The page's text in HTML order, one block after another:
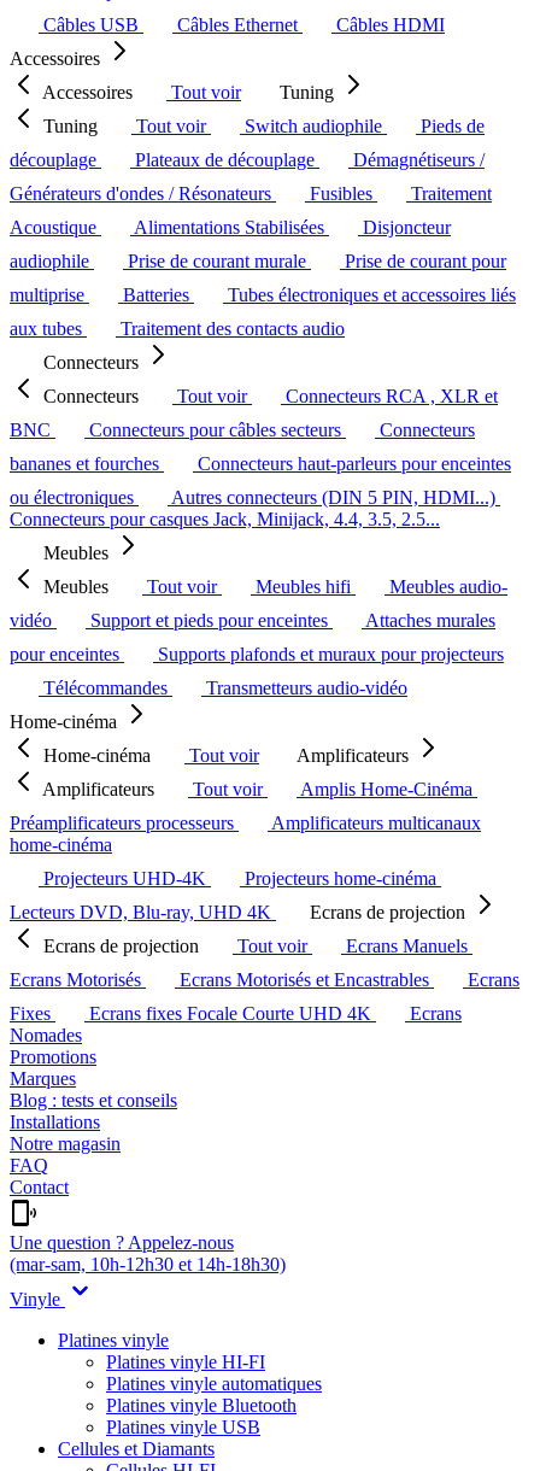
Câbles USB
Câbles Ethernet
Câbles HDMI
Accessoires
Accessoires
Tout voir
Tuning
Tuning
Tout voir Switch audiophile
Pieds de
découplage
Plateaux de découplage
Démagnétiseurs /
Générateurs d'ondes / Résonateurs
Fusibles
Traitement
Acoustique
Alimentations Stabilisées
Disjoncteur
audiophile
Prise de courant murale
Prise de courant pour
multiprise
Batteries
Tubes électroniques et accessoires liés
aux tubes
Traitement des contacts audio
Connecteurs
Connecteurs
Tout voir
Connecteurs RCA , XLR et
BNC
Connecteurs pour câbles secteurs
Connecteurs
bananes et fourches
Connecteurs haut-parleurs pour enceintes
ou électroniques
Autres connecteurs (DIN 5 PIN, HDMI...)
Connecteurs pour casques Jack, Minijack, 4.4, 3.5, 2.5...
Meubles
Meubles
Tout voir Meubles hifi
Meubles audio-
vidéo
Support et pieds pour enceintes
Attaches murales
pour enceintes
Supports plafonds et muraux pour projecteurs
Télécommandes
Transmetteurs audio-vidéo
Home-cinéma
Home-cinéma
Tout voir
Amplificateurs
Amplificateurs
Tout voir
Amplis Home-Cinéma
Préamplificateurs processeurs
Amplificateurs multicanaux
home-cinéma
Projecteurs UHD-4K
Projecteurs home-cinéma
Lecteurs DVD, Blu-ray, UHD 4K
Ecrans de projection
Ecrans de projection
Tout voir
Ecrans Manuels
Ecrans Motorisés
Ecrans Motorisés et Encastrables
Ecrans
Fixes
Ecrans fixes Focale Courte UHD 4K
Ecrans
Nomades
Promotions
Marques
Blog : tests et conseils
Installations
Notre magasin
FAQ
Contact
Une question ? Appelez-nous
(mar-sam, 10h-12h30 et 14h-18h30)
Vinyle
Platines vinyle
Platines vinyle HI-FI
Platines vinyle automatiques
Platines vinyle Bluetooth
Platines vinyle USB
Cellules et Diamants